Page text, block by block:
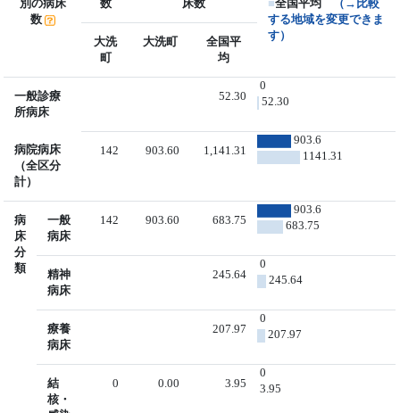
別の病床
数
数
床数
■全国平均
（→比較
する地域を変更できま
す）
大洗
町
大洗町
全国平
均
一般診療
所病床
52.30
0
52.30
病院病床
（全区分
計）
142 903.60 1,141.31
903.6
1141.31
病
床
分
類
一般
病床
142 903.60 683.75
903.6
683.75
精神
病床
245.64
0
245.64
療養
病床
207.97
0
207.97
結
核・
0 0.00 3.95
0
3.95